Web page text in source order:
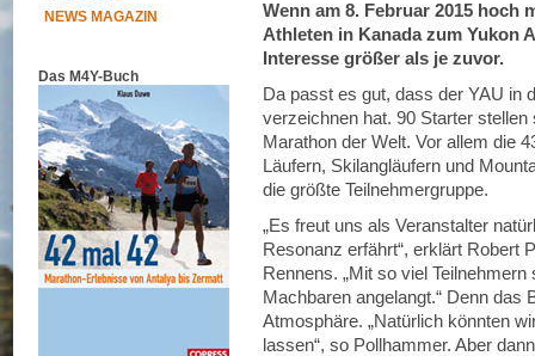
NEWS MAGAZIN
Das M4Y-Buch
Wenn am 8. Februar 2015 hoch
Athleten in Kanada zum Yukon
Interesse größer als je zuvor.
Da passt es gut, dass der YAU in
verzeichnen hat. 90 Starter
Marathon der Welt. Vor allem die
Läufern, Skilangläufern und
die größte Teilnehmergruppe.
„Es freut uns als Veranstalter
Resonanz erfährt“, erklärt Robert
Rennens. „Mit so viel
Machbaren angelangt.“ Denn das
Atmosphäre. „Natürlich könnten
lassen“, so Pollhammer. Aber